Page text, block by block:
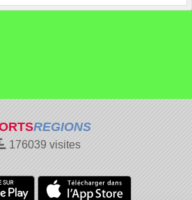
REGIONS
176039 visites